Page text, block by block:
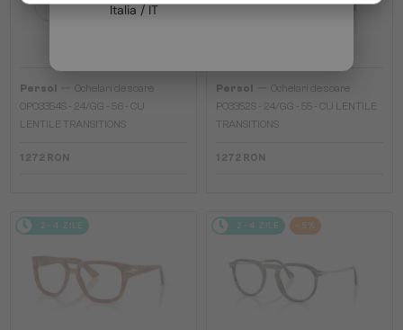
Persol
Ochelari de soare
0PO3354S - 24/GG - 56 - CU
LENTILE TRANSITIONS
1 272 RON
Persol
Ochelari de soare
PO3352S - 24/GG - 55 - CU LENTILE
TRANSITIONS
1 272 RON
2-4 ZILE 2-4 ZILE -5%
Italia / IT